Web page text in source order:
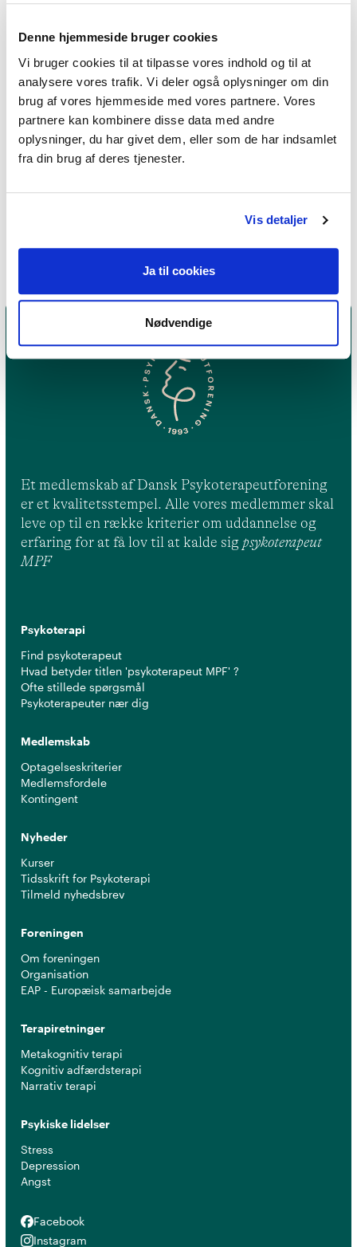
Denne hjemmeside bruger cookies
Vi bruger cookies til at tilpasse vores indhold og til at
analysere vores trafik. Vi deler også oplysninger om din
brug af vores hjemmeside med vores partnere. Vores
partnere kan kombinere disse data med andre
oplysninger, du har givet dem, eller som de har indsamlet
fra din brug af deres tjenester.
Vis detaljer
Ja til cookies
Nødvendige
Jeg praktiserer følgende
terapiformer
Familieterapi,
Metakognitiv terapi,
Et medlemskab af Dansk Psykoterapeutforening
er et kvalitetsstempel. Alle vores medlemmer skal
leve op til en række kriterier om uddannelse og
erfaring for at få lov til at kalde sig psykoterapeut
MPF
Psykoterapi
Find psykoterapeut
Hvad betyder titlen 'psykoterapeut MPF' ?
Ofte stillede spørgsmål
Psykoterapeuter nær dig
Medlemskab
Optagelseskriterier
Medlemsfordele
Kontingent
Nyheder
Kurser
Tidsskrift for Psykoterapi
Tilmeld nyhedsbrev
Foreningen
Om foreningen
Organisation
EAP - Europæisk samarbejde
Terapiretninger
Metakognitiv terapi
Kognitiv adfærdsterapi
Narrativ terapi
Psykiske lidelser
Stress
Depression
Angst
Facebook
Facebook
Instagram
Instagram